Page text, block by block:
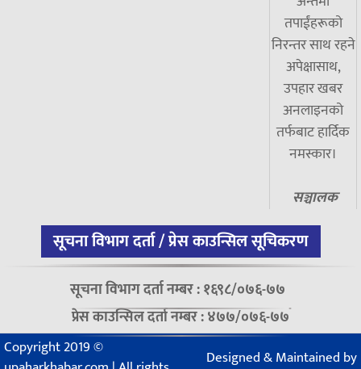
तपाईंहरूको
निरन्तर साथ रहने
अपेक्षासाथ,
उपहार खबर
अनलाइनको
तर्फबाट हार्दिक
नमस्कार।
सञ्चालक
सूचना विभाग दर्ता / प्रेस काउन्सिल सूचिकरण
सूचना विभाग दर्ता नम्बर : १६९८/०७६-७७
प्रेस काउन्सिल दर्ता नम्बर : ४७७/०७६-७७
Copyright 2019 ©
Designed & Maintained by